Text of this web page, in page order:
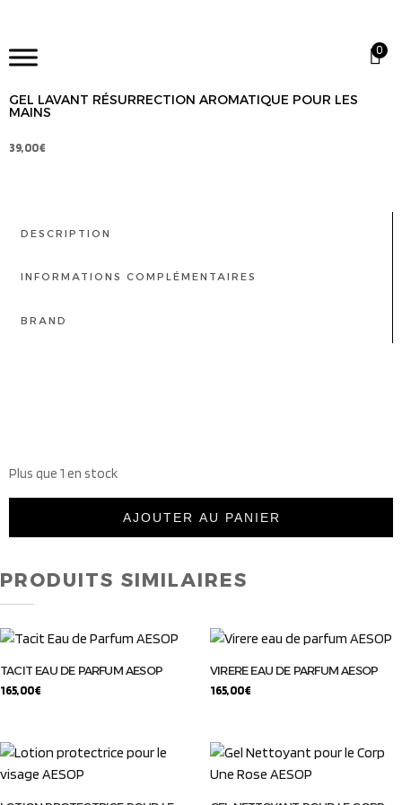
0
GEL LAVANT RÉSURRECTION AROMATIQUE POUR LES
MAINS
39,00€
DESCRIPTION
INFORMATIONS COMPLÉMENTAIRES
BRAND
Plus que 1 en stock
AJOUTER AU PANIER
PRODUITS SIMILAIRES
TACIT EAU DE PARFUM AESOP
165,00€
VIRERE EAU DE PARFUM AESOP
165,00€